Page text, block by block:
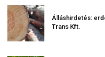
Álláshirdetés:
Trans Kft.